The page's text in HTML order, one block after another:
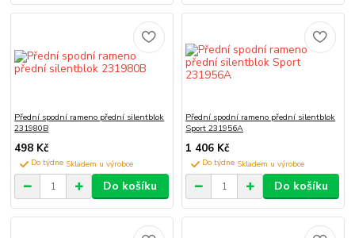
Přední spodní rameno přední silentblok
231980B
498 Kč
Do týdne
Do košíku
Přední spodní rameno přední silentblok
Sport 231956A
1 406 Kč
Do týdne
Do košíku